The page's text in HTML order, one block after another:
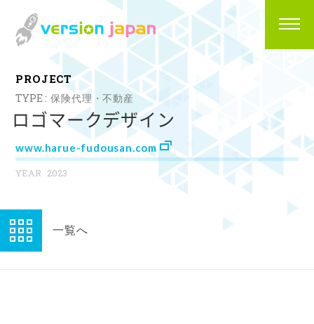
PROJECT
保険代理・不動産
ロゴマークデザイン
www.harue-fudousan.com
2023
一覧へ